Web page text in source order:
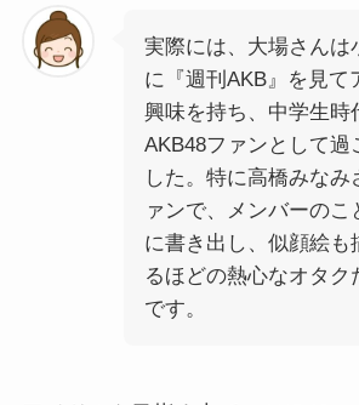
実際には、大場さんは
に『週刊AKB』を見て
興味を持ち、中学生時
AKB48ファンとして過
した。特に高橋みなみ
ァンで、メンバーのこ
に書き出し、似顔絵も
るほどの熱心なオタク
です。